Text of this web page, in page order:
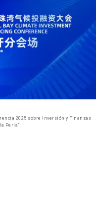
2025 sobre Inversión y Finanzas
Perla”